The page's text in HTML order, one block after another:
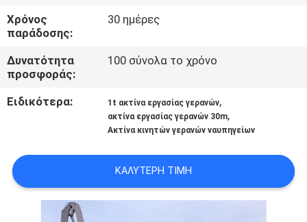
ΈΛΕΓΧΟΣ
ΠΟΙΌΤΗΤΑΣ
ΕΙΔΉΣΕΙΣ
CONTACT
Χρόνος
παράδοσης:
30 ημέρες
Δυνατότητα
προσφοράς:
100 σύνολα το χρόνο
Ειδικότερα: 1t ακτίνα εργασίας γερανών,
ακτίνα εργασίας γερανών 30m,
Ακτίνα κινητών γερανών ναυπηγείων
ΚΑΛΎΤΕΡΗ ΤΙΜΉ